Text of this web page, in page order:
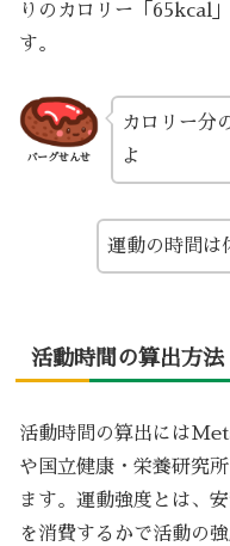
りのカロリー「65kcal
す。
バーグせんせ
カロリー分
よ
運動の時間は
活動時間の算出方法
活動時間の算出には
や国立健康・栄養研究
ます。運動強度とは、
を消費するかで活動の